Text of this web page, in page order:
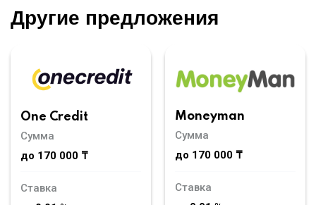
Другие предложения
One Credit
Сумма
до 170 000 ₸
Ставка
Moneyman
Сумма
до 170 000 ₸
Ставка